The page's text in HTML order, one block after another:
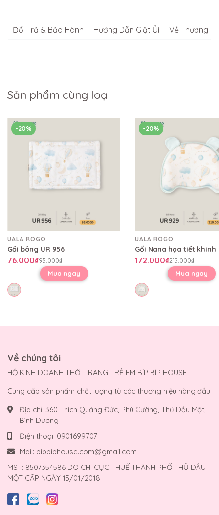
Đổi Trả & Bảo Hành Hướng Dẫn Giặt Ủi Về Thương
Sản phẩm cùng loại
-20%
UALA ROGO
Gối bông UR 956
76.000₫95.000₫
Mua ngay
-20%
UALA ROGO
172.000₫215.000₫
Mua ngay
Về chúng tôi
HỘ KINH DOANH THỜI TRANG TRẺ EM BÍP BÍP HOUSE
Cung cấp sản phẩm chất lượng từ các thương hiệu hàng đầu.
Địa chỉ: 360 Thích Quảng Đức, Phú Cường, Thủ Dầu Một,
Bình Dương
Điện thoại: 0901699707
Mail: bipbiphouse.com@gmail.com
MST: 8507354586 DO CHI CỤC THUẾ THÀNH PHỐ THỦ DẦU
MỘT CẤP NGÀY 15/01/2018